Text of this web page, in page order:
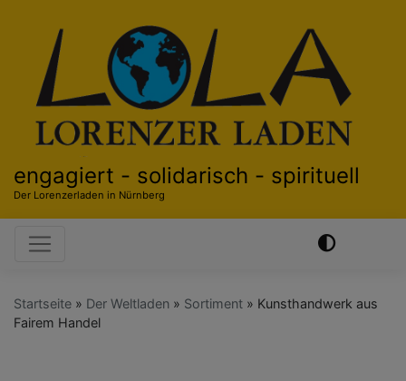
engagiert - solidarisch - spirituell
Der Lorenzerladen in Nürnberg
Hauptnavigation
Startseite Der Weltladen Sortiment
Kunsthandwerk aus
Fairem Handel